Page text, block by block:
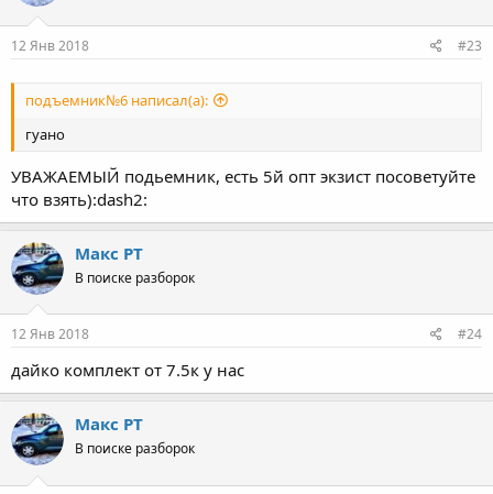
12 Янв 2018 #23
подъемник№6 написал(а):
гуано
УВАЖАЕМЫЙ подьемник, есть 5й опт экзист посоветуйте
что взять):dash2:
Макс PT
В поиске разборок
12 Янв 2018 #24
дайко комплект от 7.5к у нас
Макс PT
В поиске разборок